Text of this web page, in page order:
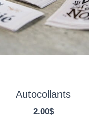
Autocollants
2.00$